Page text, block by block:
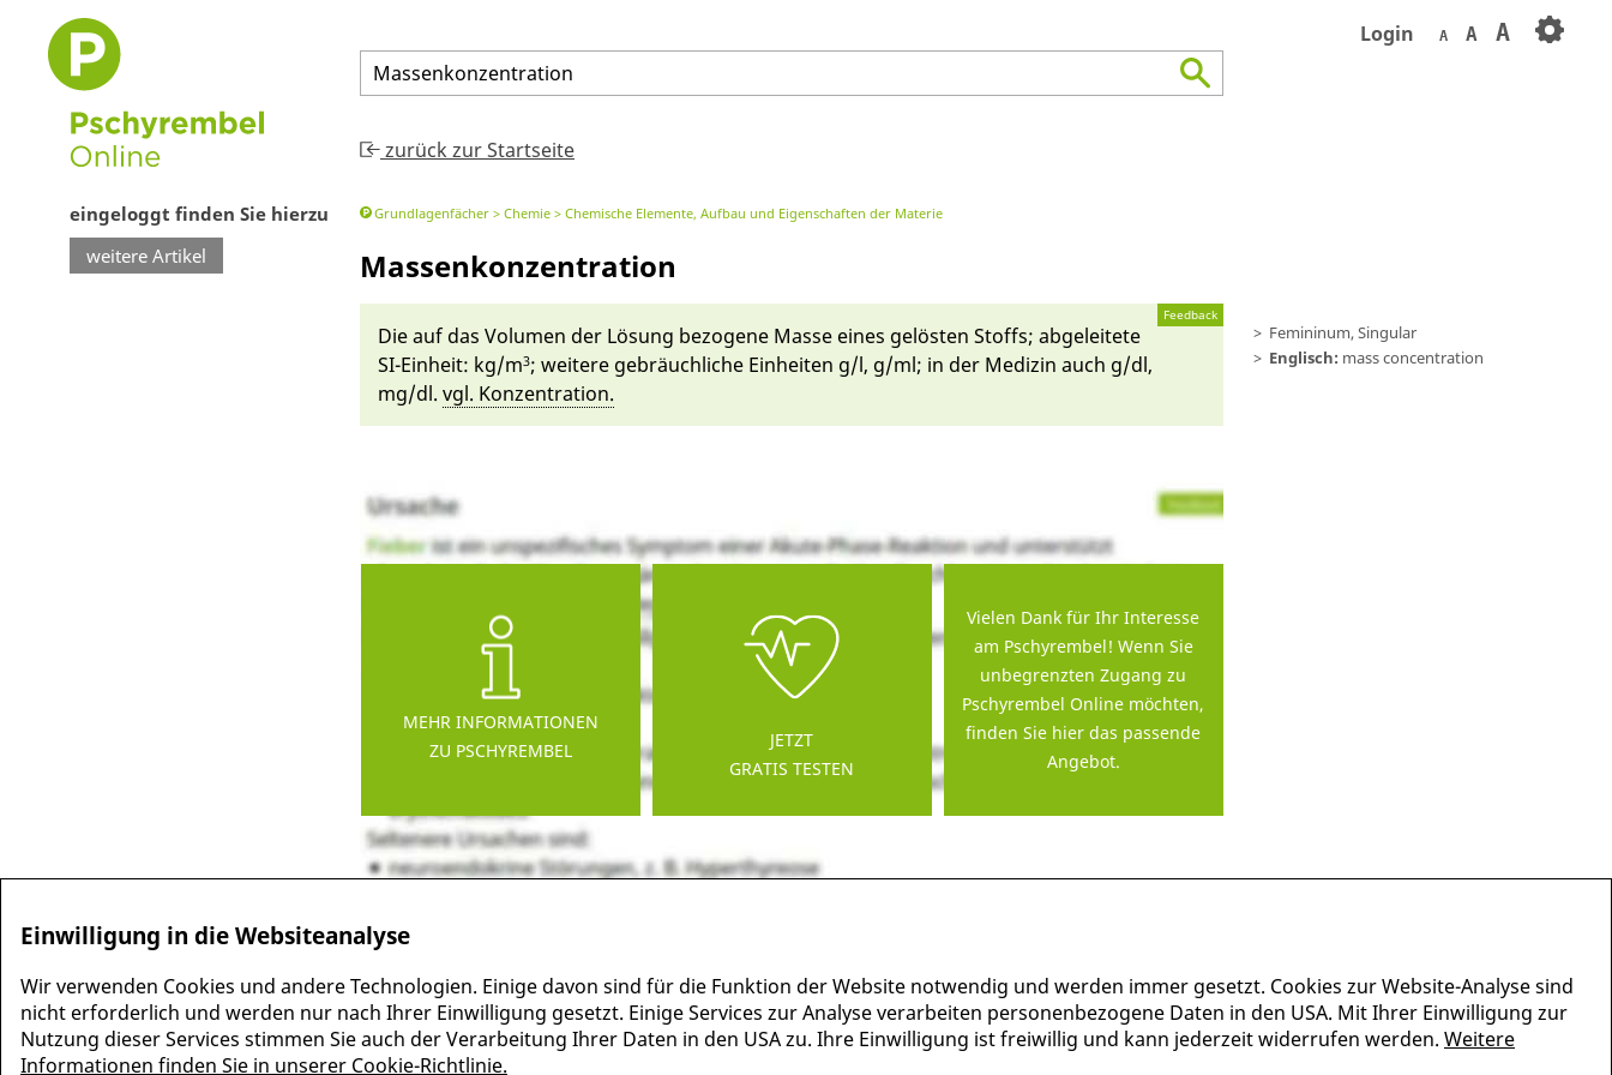
eingeloggt finden Sie hierzu
weitere Artikel
Login A A A
Massenkonzentration
zurück zur Startseite
Grundlagenfächer Chemie Chemische Elemente, Aufbau und Eigenschaften der Materie
Massenkonzentration
Femininum, Singular
Englisch: mass concentration
Feedback
Die auf das Volumen der Lö­sung be­zogene Masse ei­nes gelös­ten Stoffs; ab­geleite­te
SI-Einheit: kg/m3; weite­re gebräuch­liche Einheiten g/l, g/ml; in der Medizin auch g/dl,
mg/dl. vgl. Konzentrati­on.
MEHR INFORMATIONEN
ZU PSCHYREMBEL
JETZT
GRATIS TESTEN
Vielen Dank für Ihr Interesse
am Pschyrembel! Wenn Sie
unbegrenzten Zugang zu
Pschyrembel Online möchten,
finden Sie hier das passende
Angebot.
Einwilligung in die Websiteanalyse
Wir verwenden Cookies und andere Technologien. Einige davon sind für die Funktion der Website notwendig und werden immer gesetzt. Cookies zur Website-Analyse sind
nicht erforderlich und werden nur nach Ihrer Einwilligung gesetzt. Einige Services zur Analyse verarbeiten personenbezogene Daten in den USA. Mit Ihrer Einwilligung zur
Nutzung dieser Services stimmen Sie auch der Verarbeitung Ihrer Daten in den USA zu. Ihre Einwilligung ist freiwillig und kann jederzeit widerrufen werden. Weitere
Informationen finden Sie in unserer Cookie-Richtlinie.